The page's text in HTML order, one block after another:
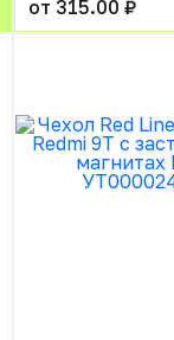
от 315.00 ₽